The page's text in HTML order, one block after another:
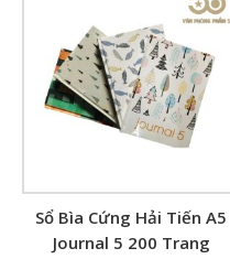
Sổ Bìa Cứng Hải Tiến A5
Journal 5 200 Trang